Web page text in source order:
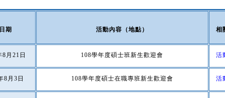
日期 活動內容（地點） 相
8月21日 108學年度碩士班新生歡迎會 活
8月3日 108學年度碩士在職專班新生歡迎會 活